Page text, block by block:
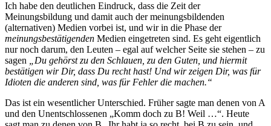
Ich habe den deutlichen Eindruck, dass die Zeit der
Meinungsbildung und damit auch der meinungsbildenden
(alternativen) Medien vorbei ist, und wir in die Phase der
meinungsbestätigenden Medien eingetreten sind. Es geht eigentlich
nur noch darum, den Leuten – egal auf welcher Seite sie stehen – zu
sagen „Du gehörst zu den Schlauen, zu den Guten, und hiermit
bestätigen wir Dir, dass Du recht hast! Und wir zeigen Dir, was für
Idioten die anderen sind, was für Fehler die machen.“
Das ist ein wesentlicher Unterschied. Früher sagte man denen von A
und den Unentschlossenen „Komm doch zu B! Weil …“. Heute